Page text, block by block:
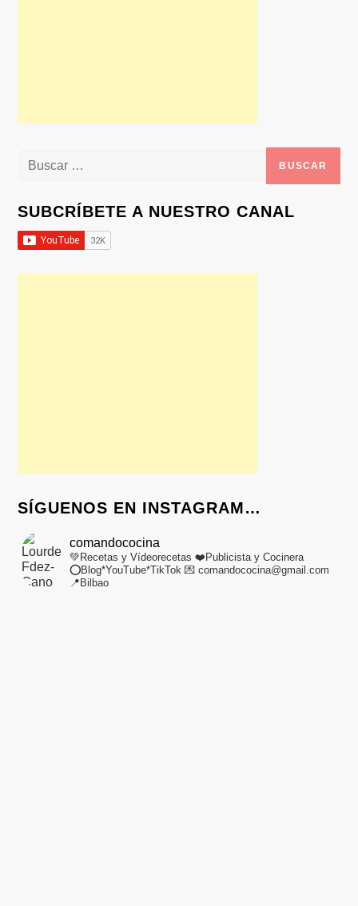
Buscar:
SUBCRÍBETE A NUESTRO CANAL
SÍGUENOS EN INSTAGRAM…
comandococina
💚Recetas y Vídeorecetas ❤️Publicista y Cocinera
⭕Blog*YouTube*TikTok 💌 comandococina@gmail.com
📍Bilbao